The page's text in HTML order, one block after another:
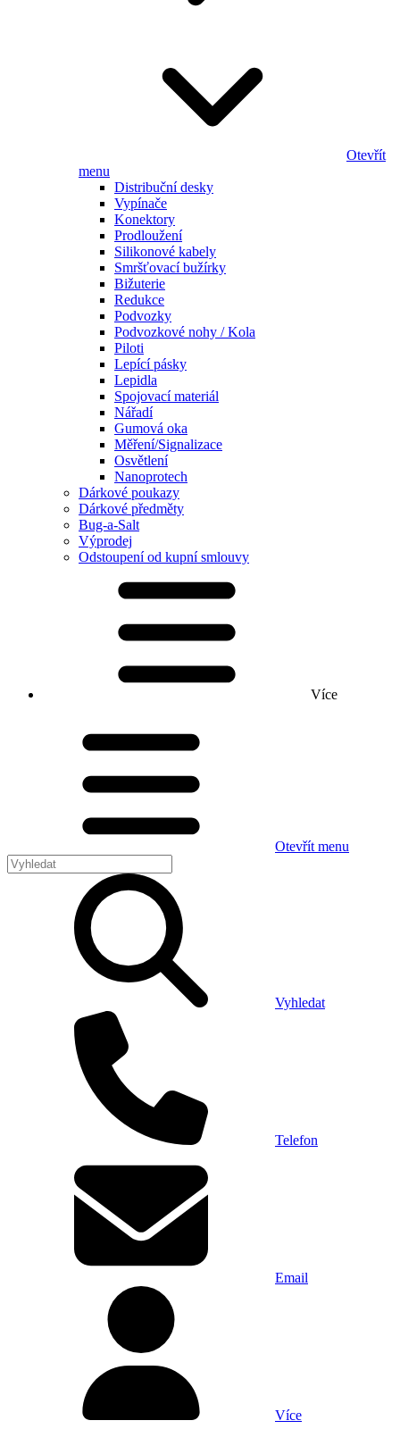
Otevřít
menu
Distribuční desky
Vypínače
Konektory
Prodloužení
Silikonové kabely
Smršťovací bužírky
Bižuterie
Redukce
Podvozky
Podvozkové nohy / Kola
Piloti
Lepící pásky
Lepidla
Spojovací materiál
Nářadí
Gumová oka
Měření/Signalizace
Osvětlení
Nanoprotech
Dárkové poukazy
Dárkové předměty
Bug-a-Salt
Výprodej
Odstoupení od kupní smlouvy
Více
Otevřít menu
Vyhledat
Telefon
Email
Více